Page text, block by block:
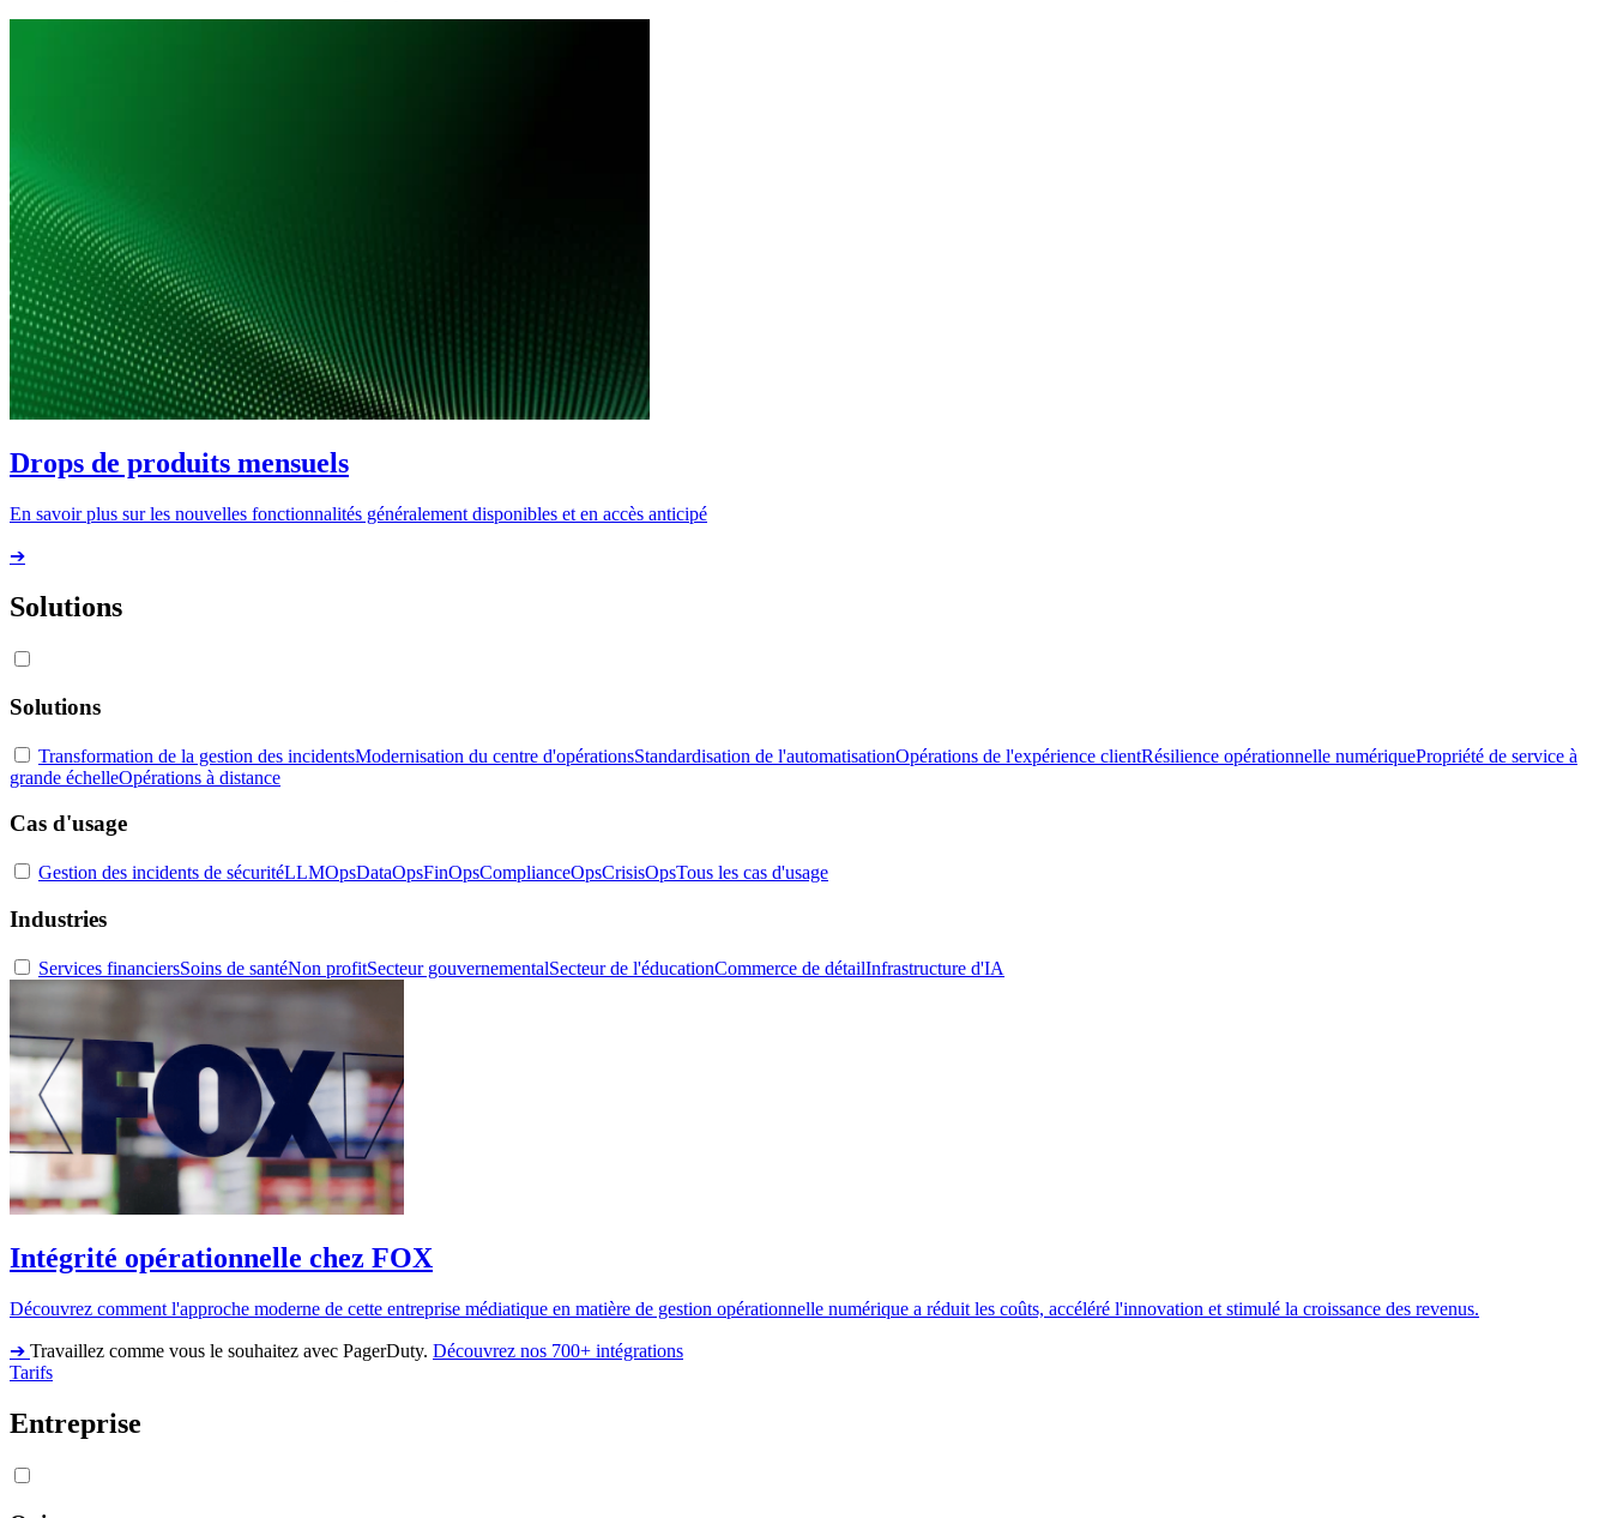
Drops de produits mensuels
En savoir plus sur les nouvelles fonctionnalités généralement disponibles et en accès anticipé
➔
Solutions
Solutions
Transformation de la gestion des incidentsModernisation du centre d'opérationsStandardisation de l'automatisationOpérations de l'expérience clientRésilience opérationnelle numériquePropriété de service à
grande échelleOpérations à distance
Cas d'usage
Gestion des incidents de sécuritéLLMOpsDataOpsFinOpsComplianceOpsCrisisOpsTous les cas d'usage
Industries
Services financiersSoins de santéNon profitSecteur gouvernementalSecteur de l'éducationCommerce de détailInfrastructure d'IA
Intégrité opérationnelle chez FOX
Découvrez comment l'approche moderne de cette entreprise médiatique en matière de gestion opérationnelle numérique a réduit les coûts, accéléré l'innovation et stimulé la croissance des revenus.
➔ Travaillez comme vous le souhaitez avec PagerDuty. Découvrez nos 700+ intégrations
Tarifs
Entreprise